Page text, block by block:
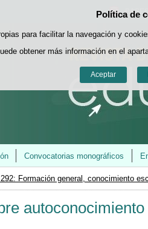
Política de
para facilitar la navegación y
obtener más información en el
Aceptar
Convocatorias monográficos
292: Formación general, conocimiento